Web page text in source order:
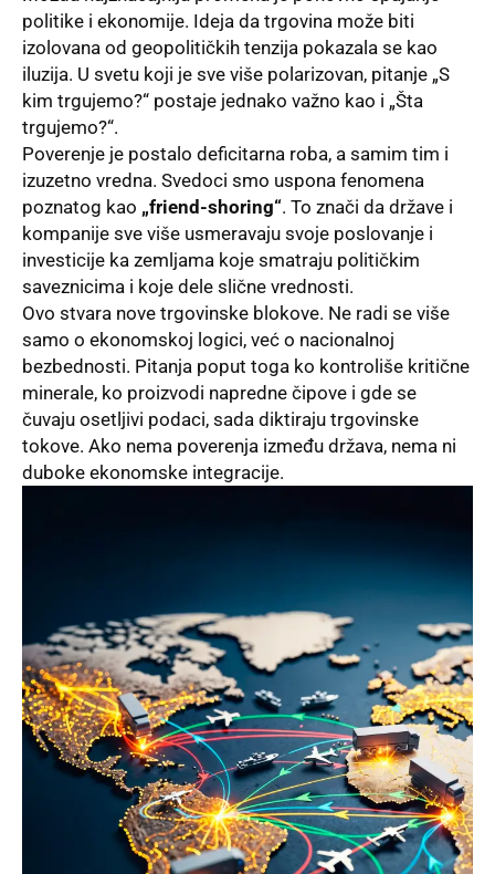
politike i ekonomije. Ideja da trgovina može biti
izolovana od geopolitičkih tenzija pokazala se kao
iluzija. U svetu koji je sve više polarizovan, pitanje „S
kim trgujemo?“ postaje jednako važno kao i „Šta
trgujemo?“.
Poverenje je postalo deficitarna roba, a samim tim i
izuzetno vredna. Svedoci smo uspona fenomena
poznatog kao „friend-shoring“. To znači da države i
kompanije sve više usmeravaju svoje poslovanje i
investicije ka zemljama koje smatraju političkim
saveznicima i koje dele slične vrednosti.
Ovo stvara nove trgovinske blokove. Ne radi se više
samo o ekonomskoj logici, već o nacionalnoj
bezbednosti. Pitanja poput toga ko kontroliše kritične
minerale, ko proizvodi napredne čipove i gde se
čuvaju osetljivi podaci, sada diktiraju trgovinske
tokove. Ako nema poverenja između država, nema ni
duboke ekonomske integracije.